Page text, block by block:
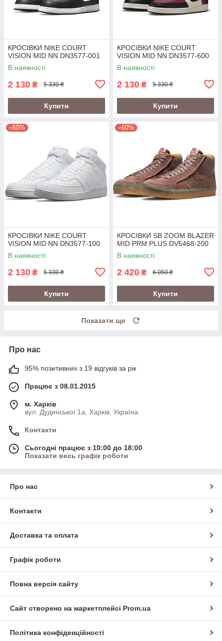
КРОСІВКИ NIKE COURT
VISION MID NN DN3577-001
В наявності
2 130 ₴ 5 330 ₴
Купити
КРОСІВКИ NIKE COURT
VISION MID NN DN3577-600
В наявності
2 130 ₴ 5 330 ₴
Купити
–60%
КРОСІВКИ NIKE COURT
VISION MID NN DN3577-100
В наявності
2 130 ₴ 5 330 ₴
Купити
–60%
КРОСІВКИ SB ZOOM BLAZER
MID PRM PLUS DV5468-200
В наявності
2 420 ₴ 6 050 ₴
Купити
Показати ще
Про нас
95% позитивних з 19 відгуків за рік
Працює з 08.01.2015
м. Харків
вул. Дудинської 1а, Харків, Україна
Контакти
Сьогодні працює з 10:00 до 18:00
Показати весь графік роботи
Про нас
Контакти
Доставка та оплата
Графік роботи
Повна версія сайту
Сайт створено на маркетплейсі Prom.ua
Політика конфіденційності